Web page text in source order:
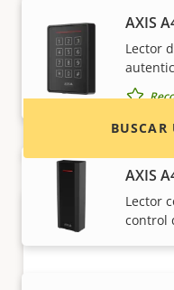
AXIS
Lector
AXIS
Lector
control
Localice
sistemas e
BUSCAR